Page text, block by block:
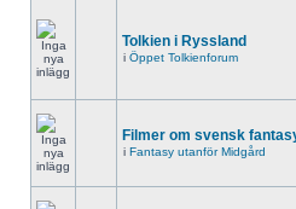
Tolkien i Ryssland
i Öppet Tolkienforum
Filmer om svensk
i Fantasy utanför Midgård